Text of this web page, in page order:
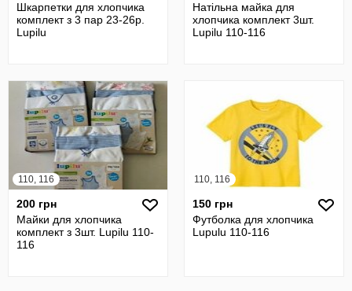
Шкарпетки для хлопчика
комплект з 3 пар 23-26р.
Lupilu
Натільна майка для
хлопчика комплект 3шт.
Lupilu 110-116
110, 116
200 грн
Майки для хлопчика
комплект з 3шт. Lupilu 110-
116
110, 116
150 грн
Футболка для хлопчика
Lupulu 110-116